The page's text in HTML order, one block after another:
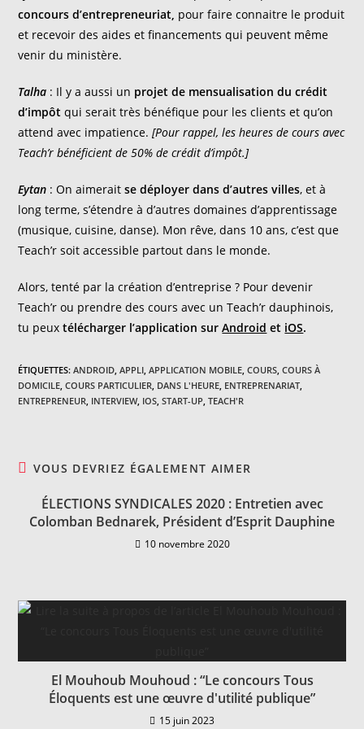
concours d’entrepreneuriat, pour faire connaitre le produit
et recevoir des aides et financements qui peuvent même
venir du ministère.
Talha : Il y a aussi un projet de mensualisation du crédit
d’impôt qui serait très bénéfique pour les clients et qu’on
attend avec impatience.[Pour rappel, les heures de cours avec
Teach’r bénéficient de 50% de crédit d’impôt.]
Eytan : On aimeraitse déployer dans d’autres villes, et à
long terme, s’étendre à d’autres domaines d’apprentissage
(musique, cuisine, danse). Mon rêve, dans 10 ans, c’est que
Teach’r soit accessible partout dans le monde.
Alors, tenté par la création d’entreprise ? Pour devenir
Teach’r ou prendre des cours avec un Teach’r dauphinois,
tu peuxtélécharger l’application surAndroid et iOS.
ÉTIQUETTES:ANDROID, APPLI, APPLICATION MOBILE, COURS, COURS À
DOMICILE, COURS PARTICULIER, DANS L'HEURE, ENTREPRENARIAT,
ENTREPRENEUR, INTERVIEW, IOS, START-UP, TEACH'R
VOUS DEVRIEZ ÉGALEMENT AIMER
ÉLECTIONS SYNDICALES 2020 : Entretien avec
Colomban Bednarek, Président d’Esprit Dauphine
10 novembre 2020
El Mouhoub Mouhoud : “Le concours Tous
Éloquents est une œuvre d'utilité publique”
15 juin 2023